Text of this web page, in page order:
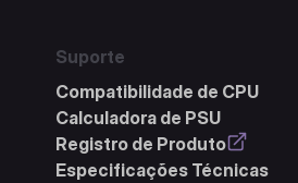
Suporte
Compatibilidade de CPU
Calculadora de PSU
Registro de Produto
Especificações Técnicas